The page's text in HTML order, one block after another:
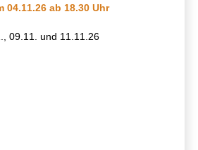
04.11.26 ab 18.30 Uhr
09.11. und 11.11.26